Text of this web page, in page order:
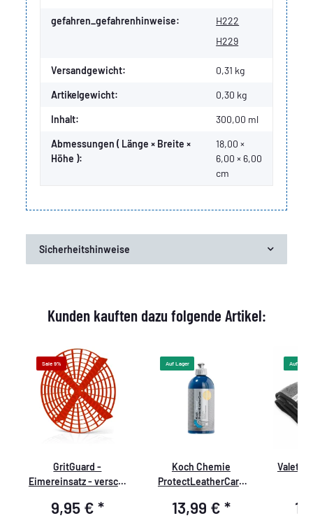
gefahren_gefahrenhinweise:
H222
H229
Versandgewicht: 0,31 kg
Artikelgewicht: 0,30 kg
Inhalt: 300,00 ml
Abmessungen ( Länge × Breite ×
Höhe ):
18,00 ×
6,00 × 6,00
cm
Sicherheitshinweise
Kunden kauften dazu folgende Artikel:
Sale 9%
GritGuard -
Eimereinsatz - versch.
9,95 € *
Auf Lager
Koch Chemie
ProtectLeatherCare
13,99 € *
Auf Lager